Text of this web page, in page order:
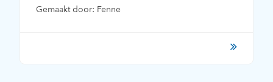
Gemaakt door: Fenne